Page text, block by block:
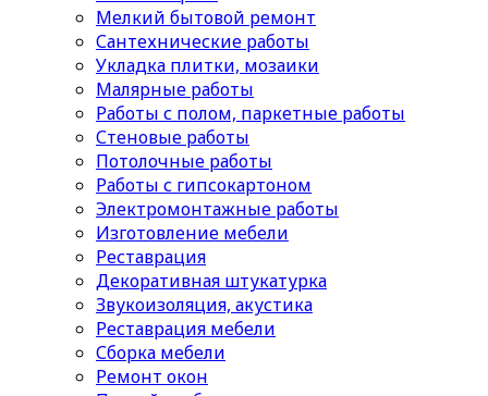
Мелкий бытовой ремонт
Сантехнические работы
Укладка плитки, мозаики
Малярные работы
Работы с полом, паркетные работы
Стеновые работы
Потолочные работы
Работы с гипсокартоном
Электромонтажные работы
Изготовление мебели
Реставрация
Декоративная штукатурка
Звукоизоляция, акустика
Реставрация мебели
Сборка мебели
Ремонт окон